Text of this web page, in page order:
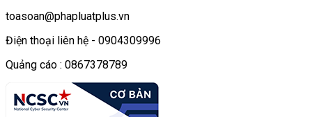
toasoan@phapluatplus.vn
Điện thoại liên hệ - 0904309996
Quảng cáo : 0867378789